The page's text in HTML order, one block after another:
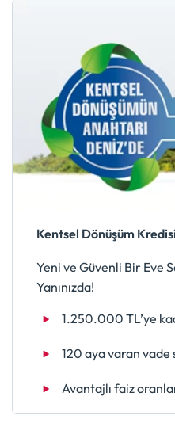
Kentsel Dönüşüm Kredisi
Yeni ve Güvenli Bir Eve
Yanınızda!
1.250.000 TL’ye
120 aya varan
Avantajlı faiz